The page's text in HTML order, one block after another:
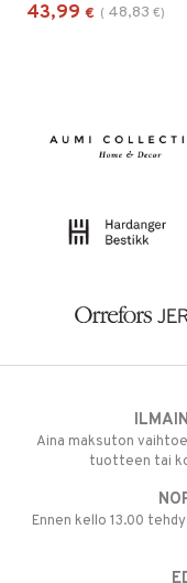
43,99 € ( 48,83 €)
Aina maksuton
tuotteen tai
Ennen kello 13.00